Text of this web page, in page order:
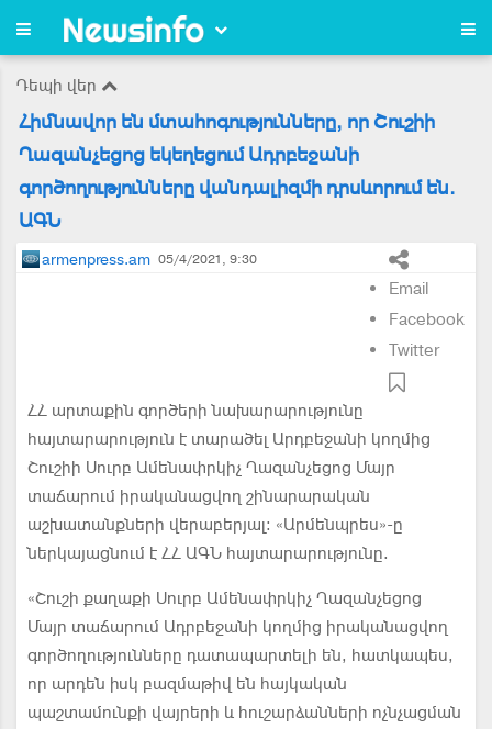
Դեպի վեր
Հիմնավոր են մտահոգությունները, որ Շուշիի
Ղազանչեցոց եկեղեցում Ադրբեջանի
գործողությունները վանդալիզմի դրսևորում են.
ԱԳՆ
armenpress.am 05/4/2021, 9:30
Email
Facebook
Twitter
ՀՀ արտաքին գործերի նախարարությունը
հայտարարություն է տարածել Արդբեջանի կողմից
Շուշիի Սուրբ Ամենափրկիչ Ղազանչեցոց Մայր
տաճարում իրականացվող շինարարական
աշխատանքների վերաբերյալ: «Արմենպրես»-ը
ներկայացնում է ՀՀ ԱԳՆ հայտարարությունը.
«Շուշի քաղաքի Սուրբ Ամենափրկիչ Ղազանչեցոց
Մայր տաճարում Ադրբեջանի կողմից իրականացվող
գործողությունները դատապարտելի են, հատկապես,
որ արդեն իսկ բազմաթիվ են հայկական
պաշտամունքի վայրերի և հուշարձանների ոչնչացման